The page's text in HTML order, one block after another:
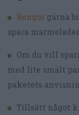
Rengör gärna
spara
Om du vill
med lite smält
paketets
Tillsätt något